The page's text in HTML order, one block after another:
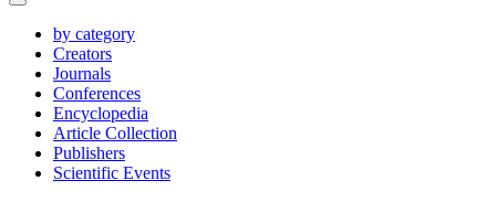
by category
Creators
Journals
Conferences
Encyclopedia
Article Collection
Publishers
Scientific Events